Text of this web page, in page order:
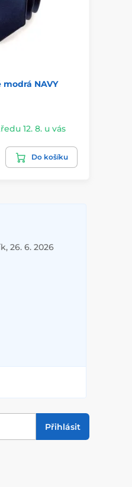
NAVY
12. 8. u vás
Do košíku
26. 6. 2026
Přihlásit